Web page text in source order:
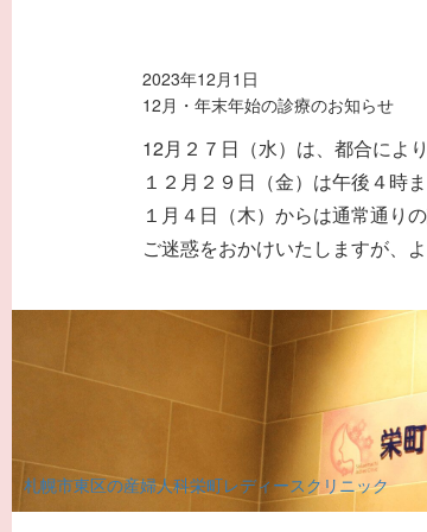
2023年12月1日
12月・年末年始の診療のお知らせ
12月２７日（水）は、都合によ
１２月２９日（金）は午後４時
１月４日（木）からは通常通り
ご迷惑をおかけいたしますが、
札幌市東区の産婦人科栄町レディースクリニック